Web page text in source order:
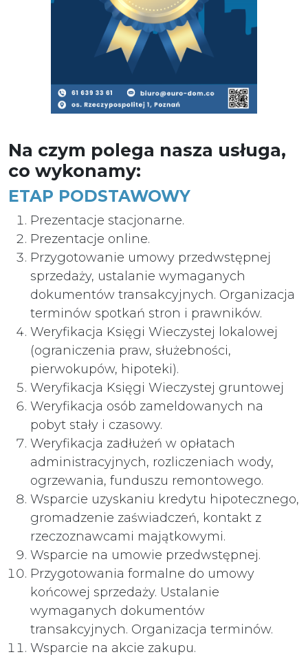
Na czym polega nasza usługa,
co wykonamy:
ETAP PODSTAWOWY
Prezentacje stacjonarne.
Prezentacje online.
Przygotowanie umowy przedwstępnej
sprzedaży, ustalanie wymaganych
dokumentów transakcyjnych. Organizacja
terminów spotkań stron i prawników.
Weryfikacja Księgi Wieczystej lokalowej
(ograniczenia praw, służebności,
pierwokupów, hipoteki).
Weryfikacja Księgi Wieczystej gruntowej
Weryfikacja osób zameldowanych na
pobyt stały i czasowy.
Weryfikacja zadłużeń w opłatach
administracyjnych, rozliczeniach wody,
ogrzewania, funduszu remontowego.
Wsparcie uzyskaniu kredytu hipotecznego,
gromadzenie zaświadczeń, kontakt z
rzeczoznawcami majątkowymi.
Wsparcie na umowie przedwstępnej.
Przygotowania formalne do umowy
końcowej sprzedaży. Ustalanie
wymaganych dokumentów
transakcyjnych. Organizacja terminów.
Wsparcie na akcie zakupu.